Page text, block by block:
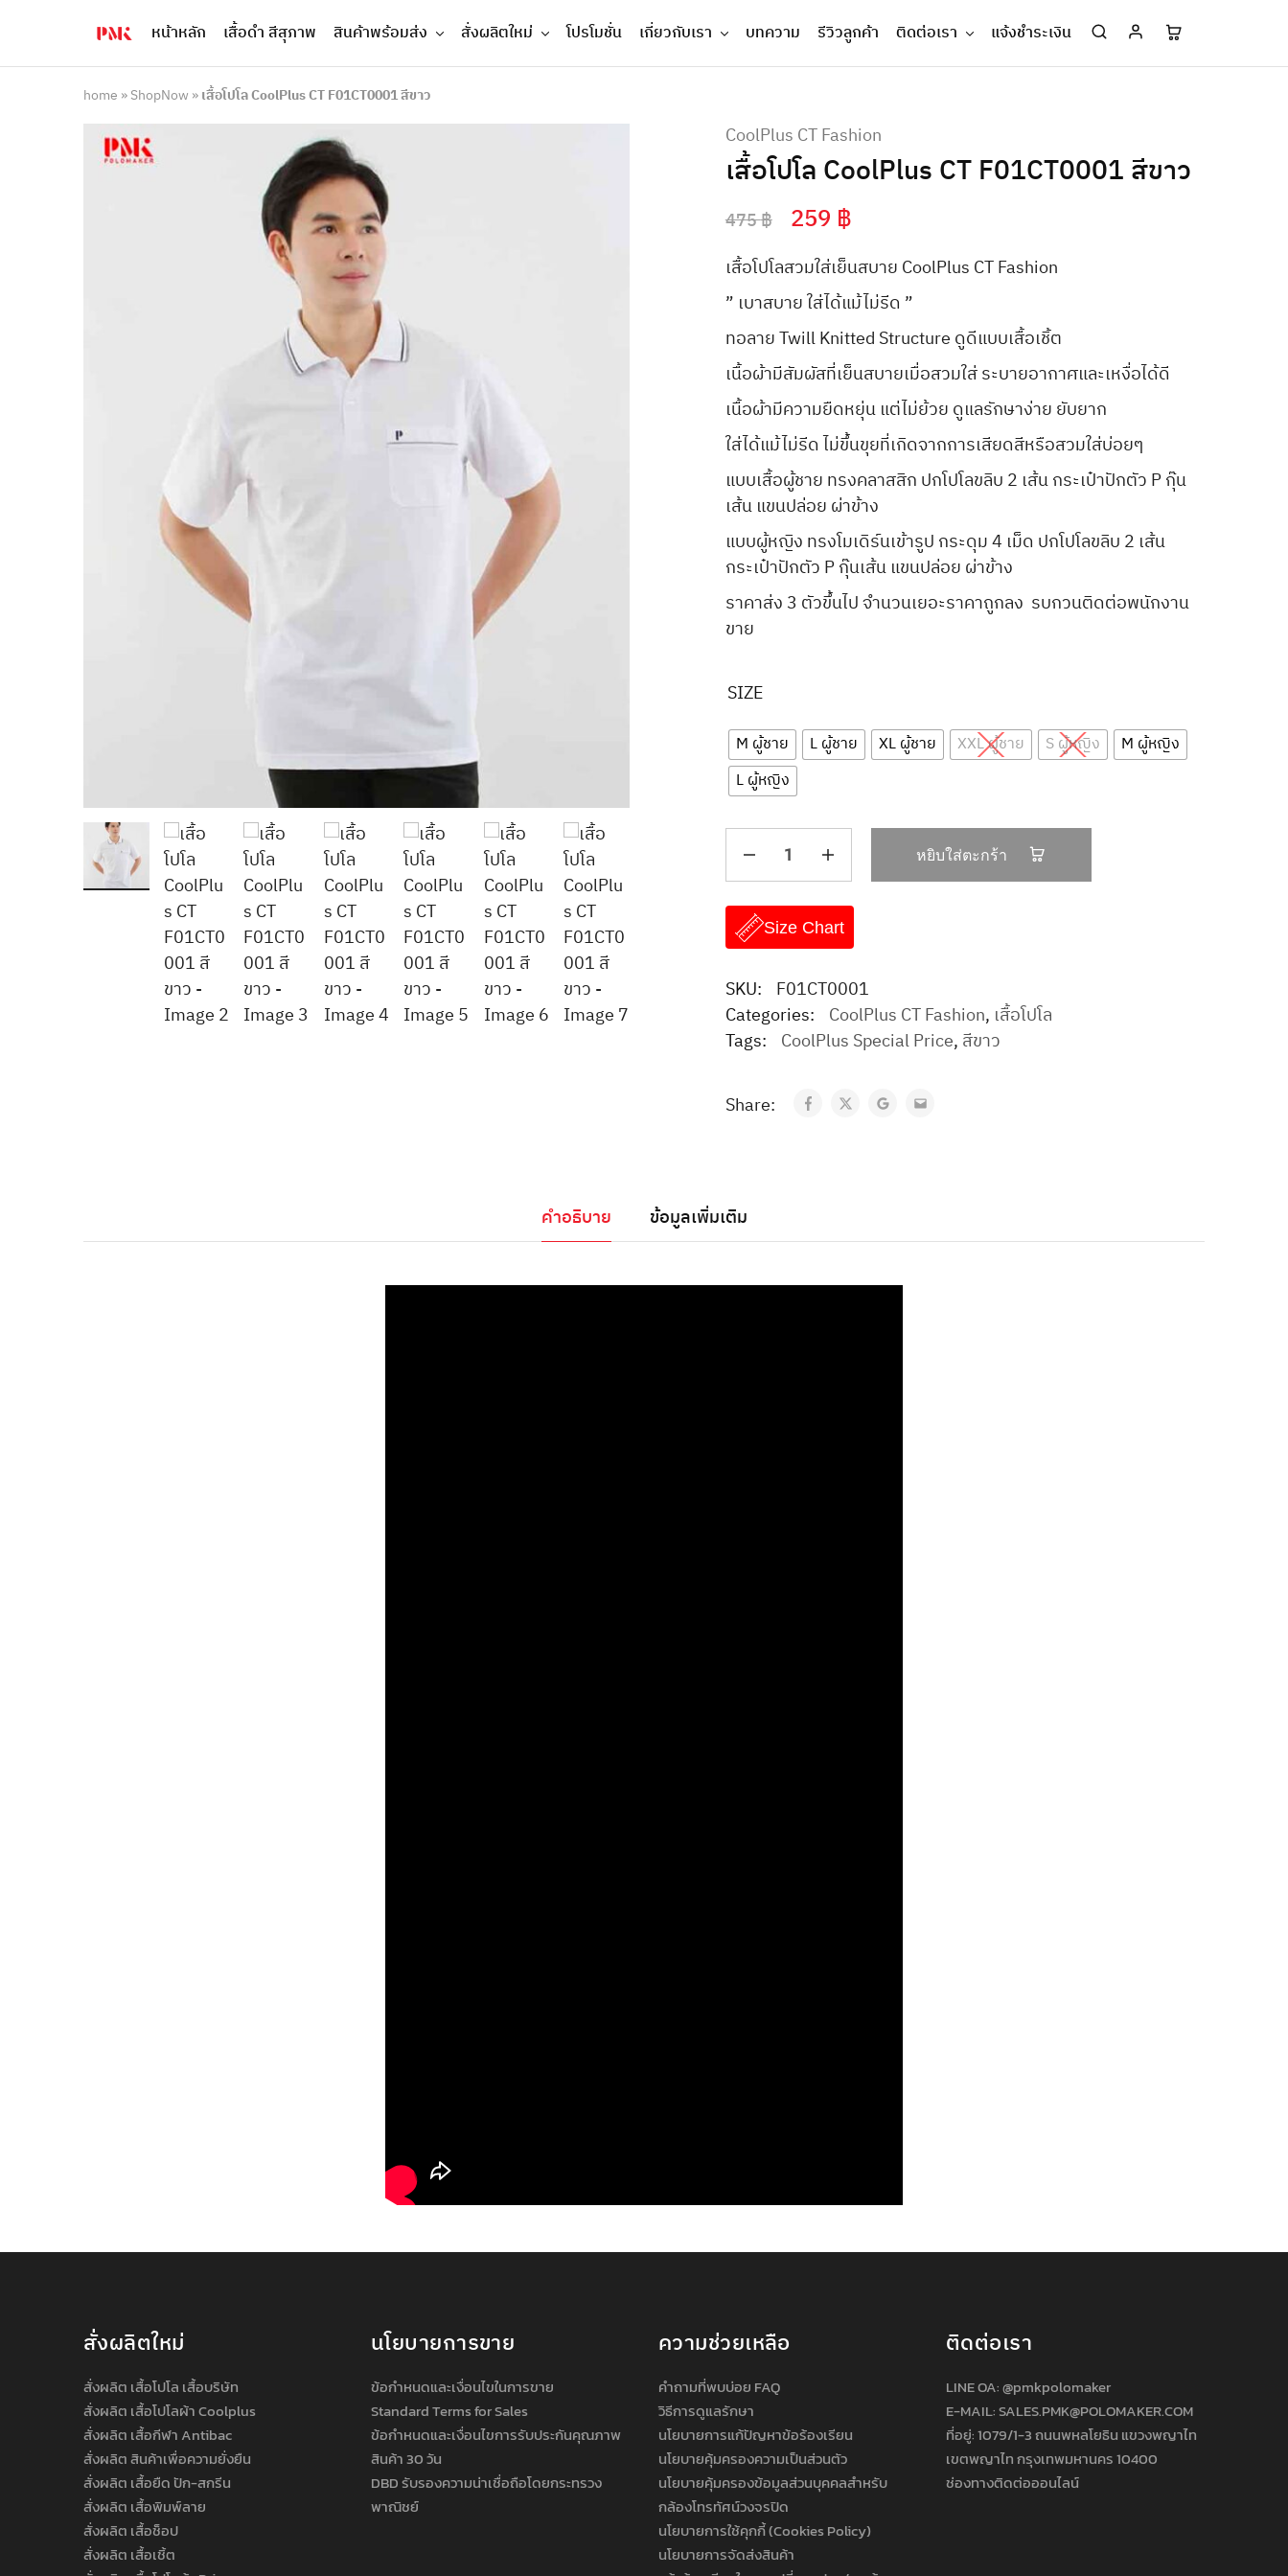
PMK
ผู้
ผลิต
สินค้า
สร้าง
แบรนด์
เสื้อ
ผู้
เสื้อ
โปโล
ยูนิฟอร์ม
บริษัท
มาตรฐาน
ISO9001
หน้าหลัก เสื้อดำ สีสุภาพ สินค้าพร้อมส่ง สั่งผลิตใหม่ โปรโมชั่น เกี่ยวกับเรา บทความ รีวิวลูกค้า ติดต่อเรา แจ้งชำระเงิน
home »ShopNow »เสื้อโปโล CoolPlus CT F01CT0001 สีขาว
CoolPlus CT Fashion
เสื้อโปโล CoolPlus CT F01CT0001 สีขาว
475฿ 259 ฿
เสื้อโปโลสวมใส่เย็นสบาย CoolPlus CT Fashion
” เบาสบาย ใส่ได้แม้ไม่รีด ”
ทอลาย Twill Knitted Structure ดูดีแบบเสื้อเชิ้ต
เนื้อผ้ามีสัมผัสที่เย็นสบายเมื่อสวมใส่ ระบายอากาศและเหงื่อได้ดี
เนื้อผ้ามีความยืดหยุ่น แต่ไม่ย้วย ดูแลรักษาง่าย ยับยาก
ใส่ได้แม้ไม่รีด ไม่ขึ้นขุยที่เกิดจากการเสียดสีหรือสวมใส่บ่อยๆ
แบบเสื้อผู้ชาย ทรงคลาสสิก ปกโปโลขลิบ 2 เส้น กระเป๋าปักตัว P กุ๊น
เส้น แขนปล่อย ผ่าข้าง
แบบผู้หญิง ทรงโมเดิร์นเข้ารูป กระดุม 4 เม็ด ปกโปโลขลิบ 2 เส้น
กระเป๋าปักตัว P กุ๊นเส้น แขนปล่อย ผ่าข้าง
ราคาส่ง 3 ตัวขึ้นไป จำนวนเยอะราคาถูกลง รบกวนติดต่อพนักงาน
ขาย
SIZE
M ผู้ชาย L ผู้ชาย XL ผู้ชาย XXL ผู้ชาย S ผู้หญิง
M ผู้หญิง
L ผู้หญิง
หยิบใส่ตะกร้า
Size Chart
SKU: F01CT0001
Categories: CoolPlus CT Fashion, เสื้อโปโล
Tags: CoolPlus Special Price, สีขาว
Share:
คำอธิบาย ข้อมูลเพิ่มเติม
สั่งผลิตใหม่
สั่งผลิต เสื้อโปโล เสื้อบริษัท
สั่งผลิต เสื้อโปโลผ้า Coolplus
สั่งผลิต เสื้อกีฬา Antibac
สั่งผลิต สินค้าเพื่อความยั่งยืน
สั่งผลิต เสื้อยืด ปัก-สกรีน
สั่งผลิต เสื้อพิมพ์ลาย
สั่งผลิต เสื้อช็อป
สั่งผลิต เสื้อเชิ้ต
นโยบายการขาย
ข้อกำหนดและเงื่อนไขในการขาย
Standard Terms for Sales
ข้อกำหนดและเงื่อนไขการรับประกันคุณภาพ
สินค้า 30 วัน
DBD รับรองความน่าเชื่อถือโดยกระทรวง
พาณิชย์
ความช่วยเหลือ
คำถามที่พบบ่อย FAQ
วิธีการดูแลรักษา
นโยบายการแก้ปัญหาข้อร้องเรียน
นโยบายคุ้มครองความเป็นส่วนตัว
นโยบายคุ้มครองข้อมูลส่วนบุคคลสำหรับ
กล้องโทรทัศน์วงจรปิด
นโยบายการใช้คุกกี้ (Cookies Policy)
นโยบายการจัดส่งสินค้า
ติดต่อเรา
LINE OA:@pmkpolomaker
E-MAIL: SALES.PMK@POLOMAKER.COM
ที่อยู่: 1079/1-3 ถนนพหลโยธิน แขวงพญาไท
เขตพญาไท กรุงเทพมหานคร 10400
ช่องทางติดต่อออนไลน์